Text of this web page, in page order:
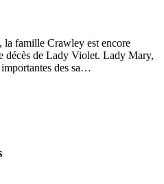
la famille Crawley est encore
décès de Lady Violet. Lady Mary,
des sa…